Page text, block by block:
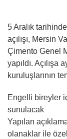
5 Aralık
açılışı, Mersin
Çimento Genel
yapıldı.
kuruluşlarının
Engelli bireyler
sunulacak
Yapılan
olanaklar ile